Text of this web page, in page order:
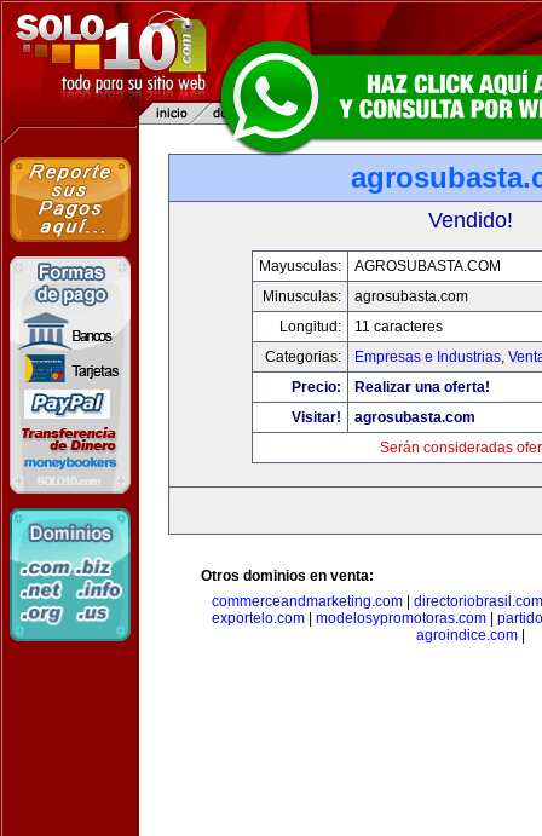
Vendido!
Mayusculas:
AGROSUBASTA.COM
Minusculas:
agrosubasta.com
Longitud:
11 caracteres
Categorias:
Empresas e Industrias,
Precio:
Realizar una oferta!
Visitar!
agrosubasta.com
Serán consideradas
Otros dominios en venta:
commerceandmarketing.com| directoriobrasil.com
exportelo.com
modelosypromotoras.com
agroindice.com